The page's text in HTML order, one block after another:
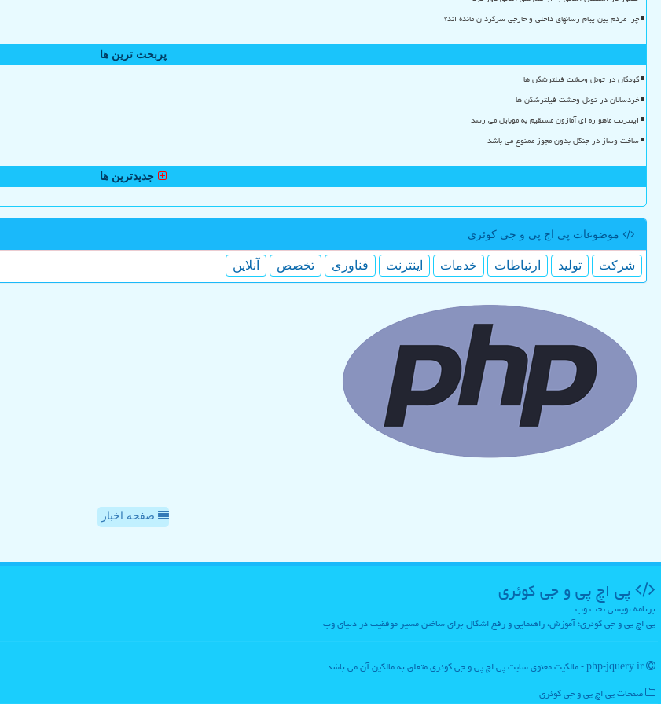
چرا مردم بین پیام رسانهای داخلی و خارجی سرگردان مانده اند؟
پربحث ترین ها
کودکان در تونل وحشت فیلترشکن ها
خردسالان در تونل وحشت فیلترشکن ها
اینترنت ماهواره ای آمازون مستقیم به موبایل می رسد
ساخت وساز در جنگل بدون مجوز ممنوع می باشد
جدیدترین ها
موضوعات پی اچ پی و جی كوئری
شركت تولید ارتباطات خدمات اینترنت فناوری تخصص آنلاین
صفحه اخبار
پی اچ پی و جی كوئری
برنامه نویسی تحت وب
پی اچ پی و جی کوئری؛ آموزش، راهنمایی و رفع اشکال برای ساختن مسیر موفقیت در دنیای وب
صفحات پی اچ پی و جی كوئری